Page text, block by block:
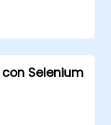
para
de
Selenium